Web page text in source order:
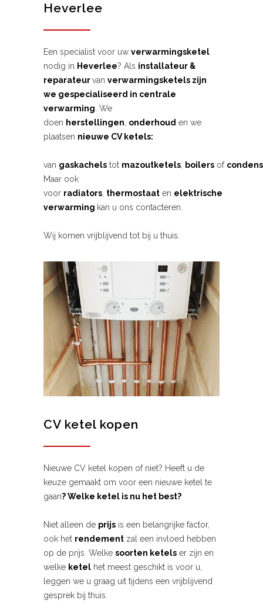
Heverlee
Een specialist voor uw verwarmingsketel
nodig in Heverlee? Als installateur &
reparateurvan verwarmingsketels zijn
we gespecialiseerd in centrale
verwarming . We
doen herstellingen onderhoud en we
plaatsen nieuwe CV ketels:
van gaskachels tot mazoutketels boilers of
Maar ook
voor radiators thermostaat en elektrische
verwarming kan u ons contacteren.
Wij komen vrijblijvend tot bij u thuis.
CV ketel kopen
Nieuwe CV ketel kopen of niet? Heeft u de
keuze gemaakt om voor een nieuwe ketel te
gaan? Welke ketel is nu het best?
Niet alleen de prijs is een belangrijke factor,
ook het rendement zal een invloed hebben
op de prijs. Welke soorten ketels er zijn en
welke ketel het meest geschikt is voor u,
leggen we u graag uit tijdens een vrijblijvend
gesprek bij thuis.